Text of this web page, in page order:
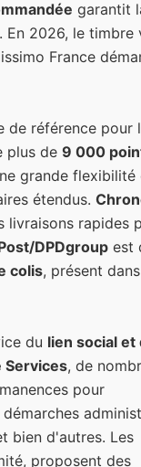
garantit
2026, le timbre
France
de référence pour
plus de 9 000
grande flexibilité
étendus.
livraisons rapides
DPDgroup est
colis, présent
du lien social et
Services, de
pour
bien d'autres. Les
proposent des